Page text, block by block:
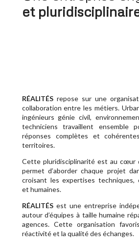
et
RÉALITÉSrepose sur une
collaboration entre les métiers.
ingénieurs génie civil,
techniciens travaillent ensemble
réponses complètes et
territoires.
Cette pluridisciplinarité est au cœur
permet d’aborder chaque projet
croisant les expertises techniques,
et humaines.
RÉALITÉSest une entreprise
autour d’équipes à taille humaine
agences. Cette organisation
réactivité et la qualité des échanges.